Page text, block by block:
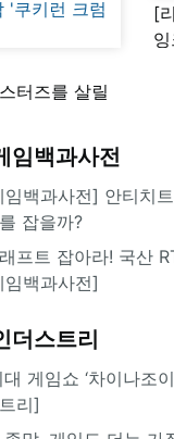
터즈를 살릴
방치형 신작
크럼블'
[
임백과사전
임백과사전] 안티치
잡을까?
프트 잡아라! 국산
임백과사전]
더스트리
게임쇼 ‘차이나조
리]